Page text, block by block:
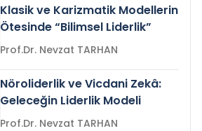
Klasik ve Karizmatik Modellerin
Ötesinde “Bilimsel Liderlik”
Prof.Dr. Nevzat TARHAN
Nöroliderlik ve Vicdani Zekâ:
Geleceğin Liderlik Modeli
Prof.Dr. Nevzat TARHAN